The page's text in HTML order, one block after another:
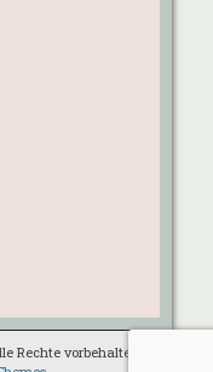
Rechte vorbehalten.